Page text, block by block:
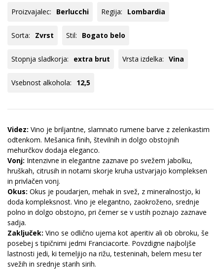
Proizvajalec: Berlucchi Regija: Lombardia
Sorta: Zvrst Stil: Bogato belo
Stopnja sladkorja: extra brut Vrsta izdelka: Vina
Vsebnost alkohola: 12,5
Videz: Vino je briljantne, slamnato rumene barve z zelenkastim
odtenkom. Mešanica finih, številnih in dolgo obstojnih
mehurčkov dodaja eleganco.
Vonj: Intenzivne in elegantne zaznave po svežem jabolku,
hruškah, citrusih in notami skorje kruha ustvarjajo kompleksen
in privlačen vonj.
Okus: Okus je poudarjen, mehak in svež, z mineralnostjo, ki
doda kompleksnost. Vino je elegantno, zaokroženo, srednje
polno in dolgo obstojno, pri čemer se v ustih poznajo zaznave
sadja.
Zaključek: Vino se odlično ujema kot aperitiv ali ob obroku, še
posebej s tipičnimi jedmi Franciacorte. Povzdigne najboljše
lastnosti jedi, ki temeljijo na rižu, testeninah, belem mesu ter
svežih in srednje starih sirih.